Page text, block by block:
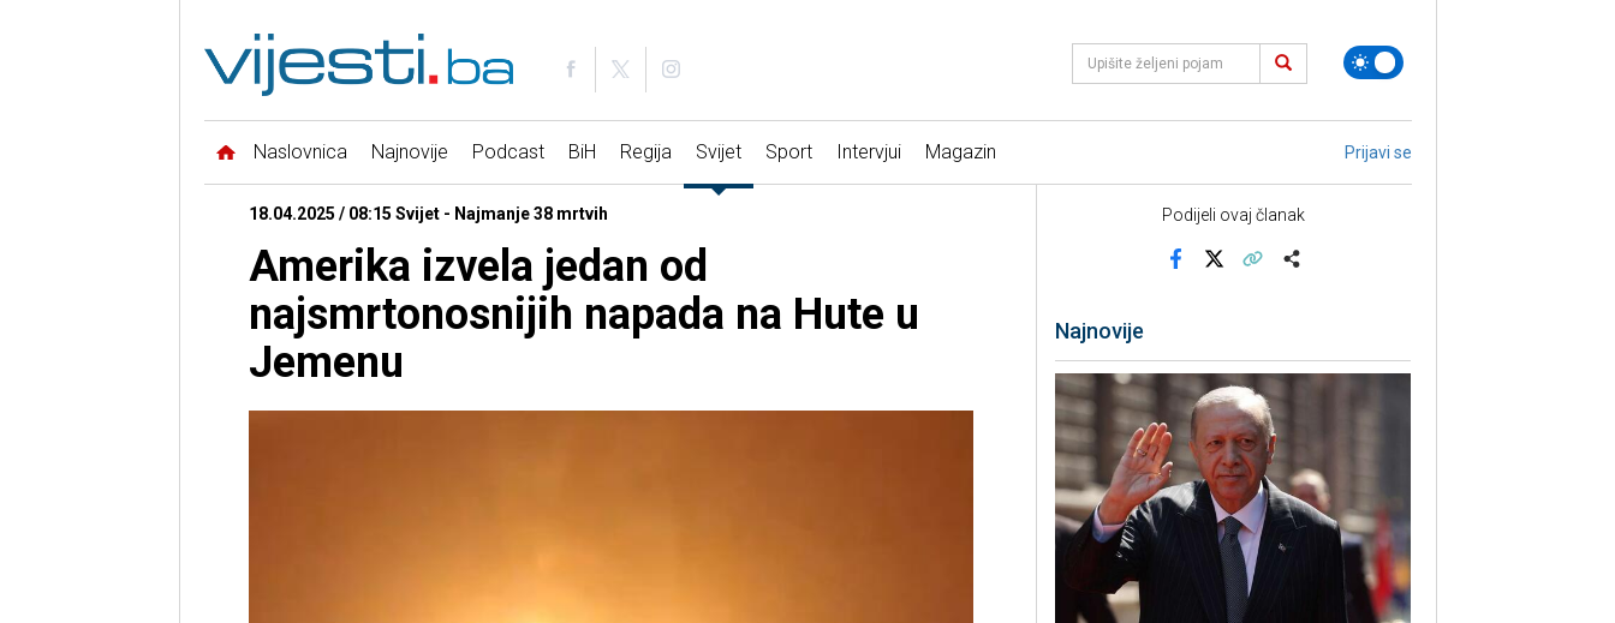
Naslovnica Najnovije Podcast BiH Regija Svijet Sport Intervjui Magazin Prijavi se
18.04.2025 / 08:15 Svijet - Najmanje 38 mrtvih
Amerika izvela jedan od
najsmrtonosnijih napada na Hute u
Jemenu
Podijeli ovaj članak
Najnovije